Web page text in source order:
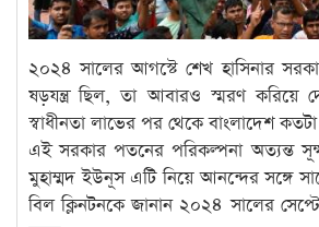
২০২৪ সালের আগস্টে শেখ হাসিনার
ষড়যন্ত্র ছিল, তা আবারও স্মরণ করিয়ে
স্বাধীনতা লাভের পর থেকে বাংলাদেশ
এই সরকার পতনের পরিকল্পনা অত্যন্ত
মুহাম্মদ ইউনূস এটি নিয়ে আনন্দের সঙ্গে
বিল ক্লিনটনকে জানান ২০২৪ সালের